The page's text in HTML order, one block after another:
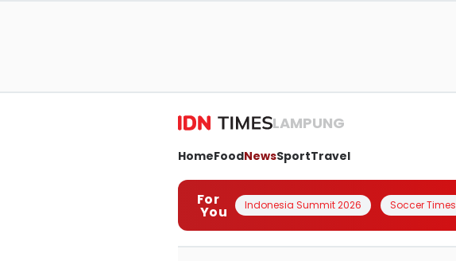
LAMPUNG
HomeFoodNewsSportTravel
For
You Indonesia Summit 2026 Soccer Times